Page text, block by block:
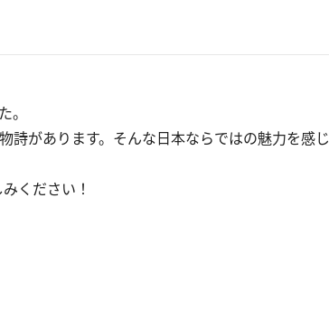
。
があります。そんな日本ならではの魅力を感じ
ください！